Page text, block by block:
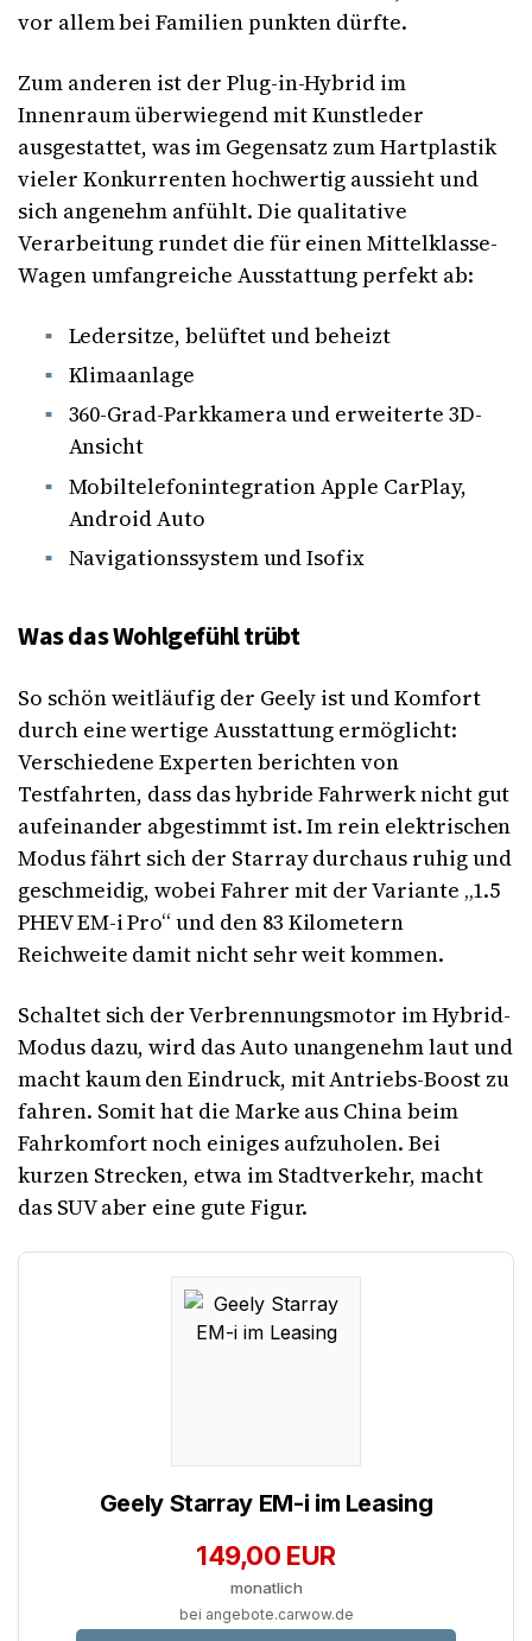
vor allem bei Familien punkten dürfte.
Zum anderen ist der Plug-in-Hybrid im
Innenraum überwiegend mit Kunstleder
ausgestattet, was im Gegensatz zum Hartplastik
vieler Konkurrenten hochwertig aussieht und
sich angenehm anfühlt. Die qualitative
Verarbeitung rundet die für einen Mittelklasse-
Wagen umfangreiche Ausstattung perfekt ab:
Ledersitze, belüftet und beheizt
Klimaanlage
360-Grad-Parkkamera und erweiterte 3D-
Ansicht
Mobiltelefonintegration Apple CarPlay,
Android Auto
Navigationssystem und Isofix
Was das Wohlgefühl trübt
So schön weitläufig der Geely ist und Komfort
durch eine wertige Ausstattung ermöglicht:
Verschiedene Experten berichten von
Testfahrten, dass das hybride Fahrwerk nicht gut
aufeinander abgestimmt ist. Im rein elektrischen
Modus fährt sich der Starray durchaus ruhig und
geschmeidig, wobei Fahrer mit der Variante „1.5
PHEV EM-i Pro“ und den 83 Kilometern
Reichweite damit nicht sehr weit kommen.
Schaltet sich der Verbrennungsmotor im Hybrid-
Modus dazu, wird das Auto unangenehm laut und
macht kaum den Eindruck, mit Antriebs-Boost zu
fahren. Somit hat die Marke aus China beim
Fahrkomfort noch einiges aufzuholen. Bei
kurzen Strecken, etwa im Stadtverkehr, macht
das SUV aber eine gute Figur.
Geely Starray EM-i im Leasing
149,00 EUR
monatlich
bei angebote.carwow.de